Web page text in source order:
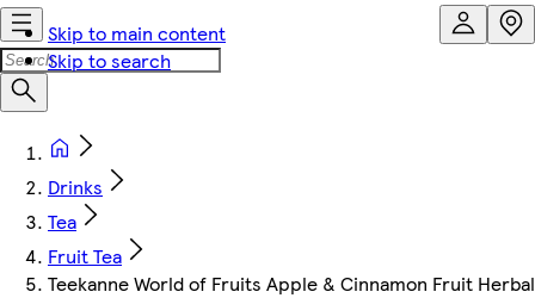
Skip to main content
Skip to search
Drinks
Tea
Fruit Tea
Teekanne World of Fruits Apple & Cinnamon Fruit